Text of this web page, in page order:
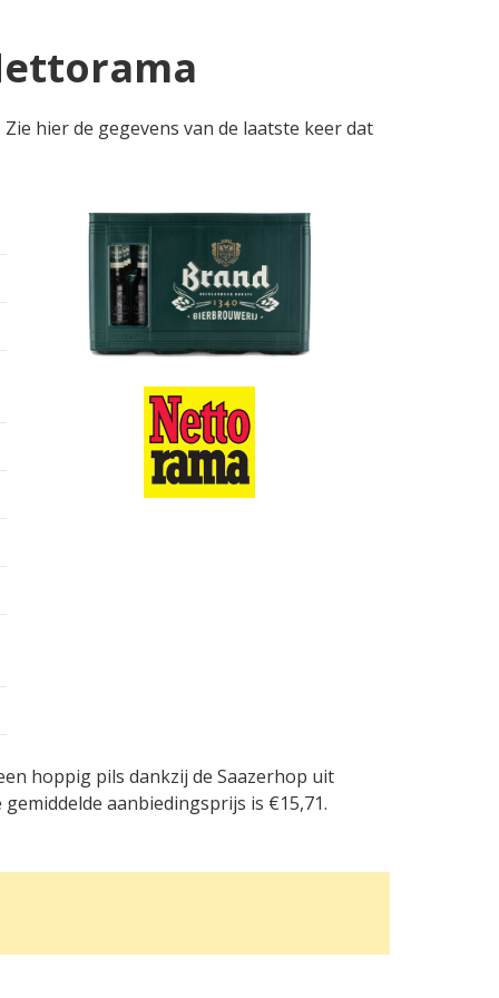
hier de gegevens van de laatste keer dat
hoppig pils dankzij de Saazerhop uit
aanbiedingsprijs is €15,71.